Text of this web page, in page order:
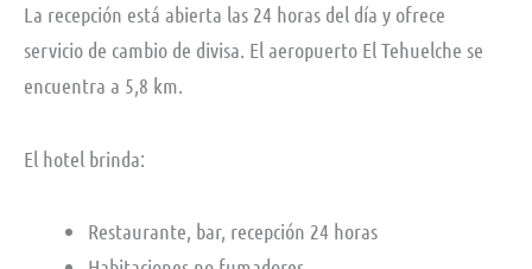
La recepción está abierta las 24 horas del día y ofrece
servicio de cambio de divisa. El aeropuerto El Tehuelche se
encuentra a 5,8 km.
El hotel brinda:
Restaurante, bar, recepción 24 horas